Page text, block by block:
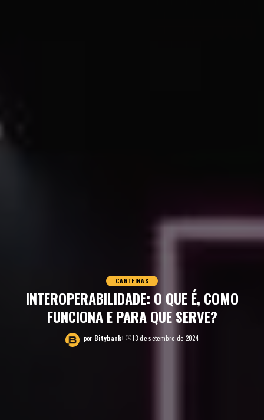
CARTEIRAS
INTEROPERABILIDADE: O QUE É, COMO
FUNCIONA E PARA QUE SERVE?
por Bitybank 13 de setembro de 2024